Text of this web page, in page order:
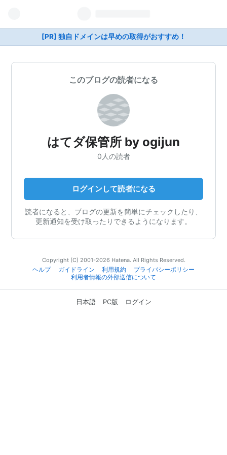
[PR] 独自ドメインは早めの取得がおすすめ！
このブログの読者になる
はてダ保管所 by ogijun
0人の読者
ログインして読者になる
読者になると、ブログの更新を簡単にチェックしたり、
更新通知を受け取ったりできるようになります。
Copyright (C) 2001-2026 Hatena. All Rights Reserved.
ヘルプ
ガイドライン 利用規約
プライバシーポリシー
利用者情報の外部送信について
日本語 PC版 ログイン